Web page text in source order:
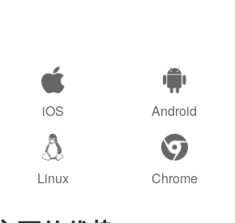
iOS Android
Linux Chrome